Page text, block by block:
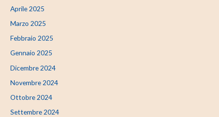
Aprile 2025
Marzo 2025
Febbraio 2025
Gennaio 2025
Dicembre 2024
Novembre 2024
Ottobre 2024
Settembre 2024